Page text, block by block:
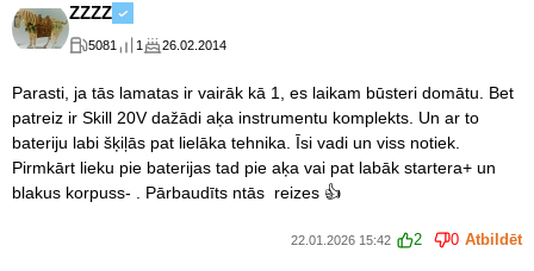
ZZZZ
5081 1 26.02.2014
Parasti, ja tās lamatas ir vairāk kā 1, es laikam būsteri domātu. Bet
patreiz ir Skill 20V dažādi aķa instrumentu komplekts. Un ar to
bateriju labi šķiļās pat lielāka tehnika. Īsi vadi un viss notiek.
Pirmkārt lieku pie baterijas tad pie aķa vai pat labāk startera+ un
blakus korpuss- . Pārbaudīts ntās reizes 👍
22.01.2026 15:42 2 0 Atbildēt